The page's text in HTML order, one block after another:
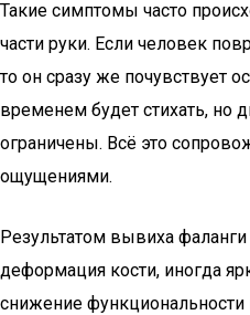
Такие симптомы часто
части руки. Если человек
то он сразу же почувствует
временем будет стихать, но
ограничены. Всё это
ощущениями.
Результатом вывиха фаланги
деформация кости, иногда
снижение